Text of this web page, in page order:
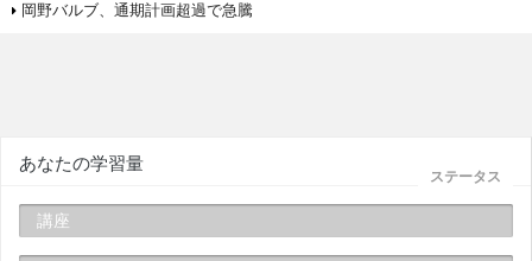
岡野バルブ、通期計画超過で急騰
ステータス
あなたの学習量
講座